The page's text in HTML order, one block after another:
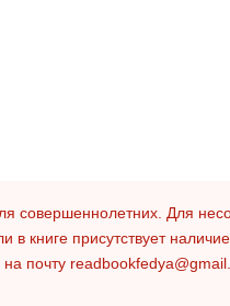
совершеннолетних. Для
в книге присутствует
почту